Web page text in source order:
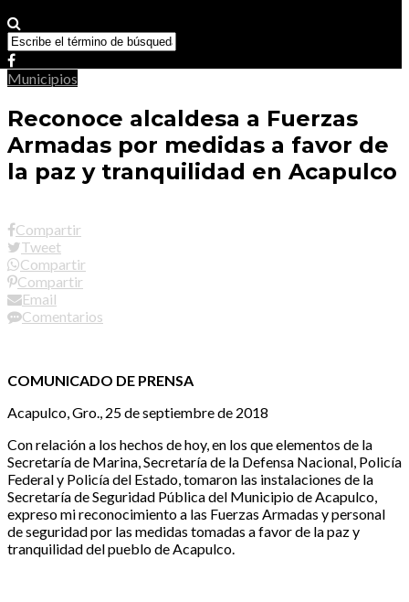
Municipios
Reconoce alcaldesa a Fuerzas
Armadas por medidas a favor de
la paz y tranquilidad en Acapulco
Compartir
Tweet
Compartir
Compartir
Email
Comentarios
COMUNICADO DE PRENSA
Acapulco, Gro., 25 de septiembre de 2018
Con relación a los hechos de hoy, en los que elementos de la
Secretaría de Marina, Secretaría de la Defensa Nacional, Policía
Federal y Policía del Estado, tomaron las instalaciones de la
Secretaría de Seguridad Pública del Municipio de Acapulco,
expreso mi reconocimiento a las Fuerzas Armadas y personal
de seguridad por las medidas tomadas a favor de la paz y
tranquilidad del pueblo de Acapulco.